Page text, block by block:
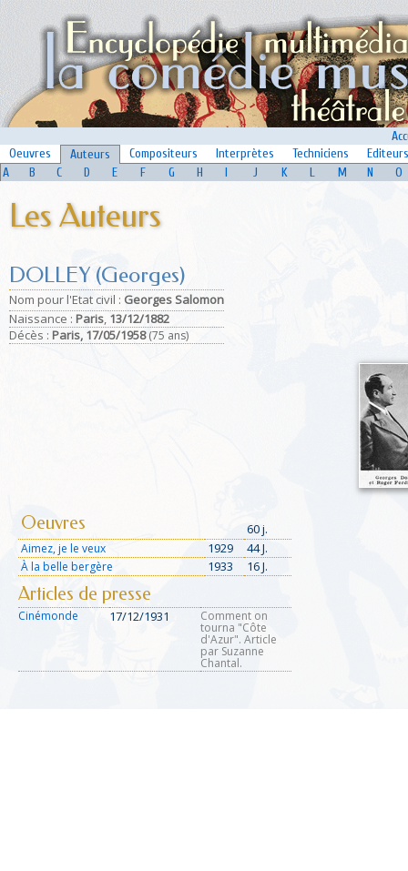
Oeuvres
Auteurs Compositeurs Interprètes Techniciens
Editeurs
A
B C D E F G H I J K L M N O
Les Auteurs
DOLLEY (Georges)
Nom pour l'Etat civil : Georges Salomon
Naissance : Paris, 13/12/1882
Décès : Paris, 17/05/1958(75 ans)
Oeuvres 60 j.
Aimez, je le veux 1929 44 J.
À la belle bergère 1933 16 J.
Articles de presse
Cinémonde 17/12/1931 Comment on
tourna "Côte
d'Azur". Article
par Suzanne
Chantal.